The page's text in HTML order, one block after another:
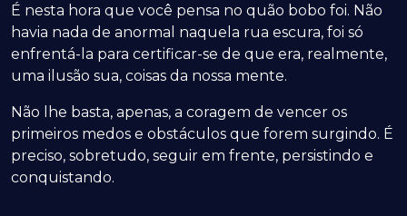
É nesta hora que você pensa no quão bobo foi. Não
havia nada de anormal naquela rua escura, foi só
enfrentá-la para certificar-se de que era, realmente,
uma ilusão sua, coisas da nossa mente.
Não lhe basta, apenas, a coragem de vencer os
primeiros medos e obstáculos que forem surgindo. É
preciso, sobretudo, seguir em frente, persistindo e
conquistando.